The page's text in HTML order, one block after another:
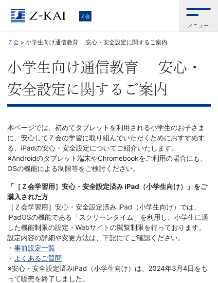
Ｚ
会
【公
式
サ
イ
ト】
自
ら
学
ぶ
こ
Ｚ会
メニュー
Ｚ会 > 小学生向け通信教育 安心・安全設定に関するご案内
小学生向け通信教育 安心・
安全設定に関するご案内
本ページでは、初めてタブレットを利用される小学生のお子さま
に、安心してＺ会の学習に取り組んでいただくためにおすすめす
る、iPadの安心・安全設定についてご紹介いたします。
※Androidのタブレット端末やChromebookをご利用の場合にも、
OSの機能による制限等をご検討ください。
「［Ｚ会学習用］安心・安全設定済み iPad（小学生向け）」をご
購入された方
［Ｚ会学習用］安心・安全設定済み iPad（小学生向け）では、
iPadOSの機能である「スクリーンタイム」を利用し、小学生に適
した機能制限の設定・Webサイトの閲覧制限を行っております。
設定内容の詳細や変更方法は、下記にてご確認ください。
・ 事前設定一覧
・ よくあるご質問
※安心・安全設定済みiPad（小学生向け）は、2024年3月4日をも
って販売を終了しました。